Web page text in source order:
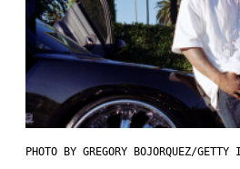
PHOTO BY GREGORY BOJORQUEZ/GETTY